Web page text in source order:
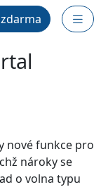
nové funkce pro
nároky se
o volna typu